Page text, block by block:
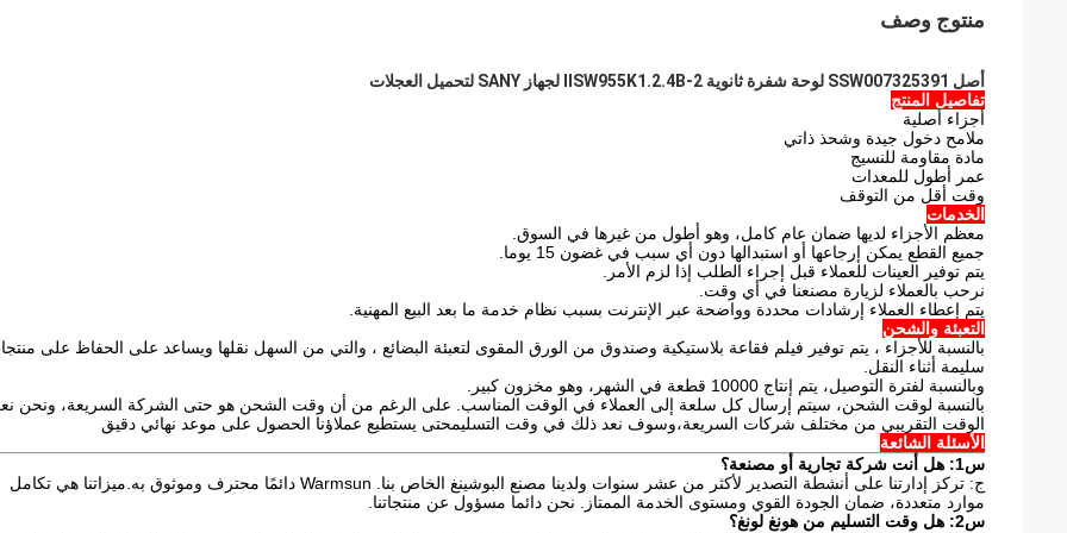
منتوج وصف
أصل SSW007325391 لوحة شفرة ثانوية IISW955K1.2.4B-2 لجهاز SANY لتحميل العجلات
تفاصيل المنتج
أجزاء أصلية
ملامح دخول جيدة وشحذ ذاتي
مادة مقاومة للنسيج
عمر أطول للمعدات
وقت أقل من التوقف
الخدمات
معظم الأجزاء لديها ضمان عام كامل، وهو أطول من غيرها في السوق.
جميع القطع يمكن إرجاعها أو استبدالها دون أي سبب في غضون 15 يوما.
يتم توفير العينات للعملاء قبل إجراء الطلب إذا لزم الأمر.
نرحب بالعملاء لزيارة مصنعنا في أي وقت.
يتم إعطاء العملاء إرشادات محددة وواضحة عبر الإنترنت بسبب نظام خدمة ما بعد البيع المهنية.
التعبئة والشحن
بالنسبة للأجزاء ، يتم توفير فيلم فقاعة بلاستيكية وصندوق من الورق المقوى لتعبئة البضائع ، والتي من السهل نقلها ويساعد على الحفاظ على
سليمة أثناء النقل.
وبالنسبة لفترة التوصيل، يتم إنتاج 10000 قطعة في الشهر، وهو مخزون كبير.
بالنسبة لوقت الشحن، سيتم إرسال كل سلعة إلى العملاء في الوقت المناسب. على الرغم من أن وقت الشحن هو حتى الشركة السريعة، ونحن
الوقت التقريبي من مختلف شركات السريعة،وسوف نعد ذلك في وقت التسليمحتى يستطيع عملاؤنا الحصول على موعد نهائي دقيق
الأسئلة الشائعة
س1: هل أنت شركة تجارية أو مصنعة؟
ج: تركز إدارتنا على أنشطة التصدير لأكثر من عشر سنوات ولدينا مصنع البوشينغ الخاص بنا. Warmsun دائمًا محترف وموثوق به.ميزاتنا هي تكامل
موارد متعددة، ضمان الجودة القوي ومستوى الخدمة الممتاز. نحن دائما مسؤول عن منتجاتنا.
س2: هل وقت التسليم من هونغ لونغ؟